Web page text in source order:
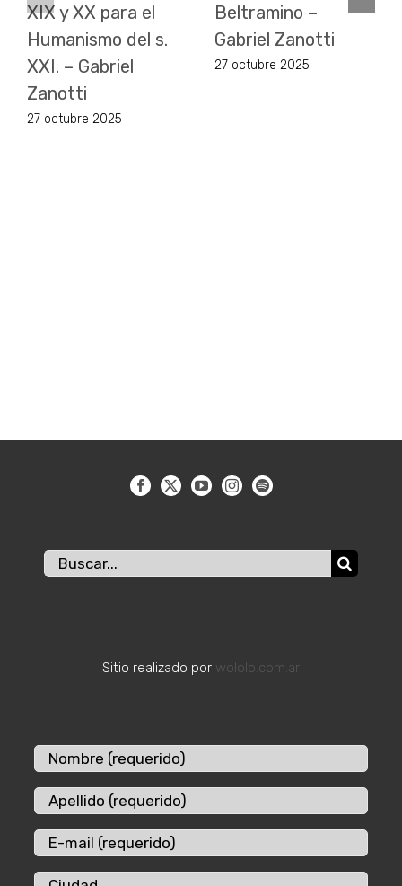
XIX y XX para el
Humanismo del s.
XXI. – Gabriel
Zanotti
27 octubre 2025
Beltramino –
Gabriel Zanotti
27 octubre 2025
Buscar:
Sitio realizado por wololo.com.ar